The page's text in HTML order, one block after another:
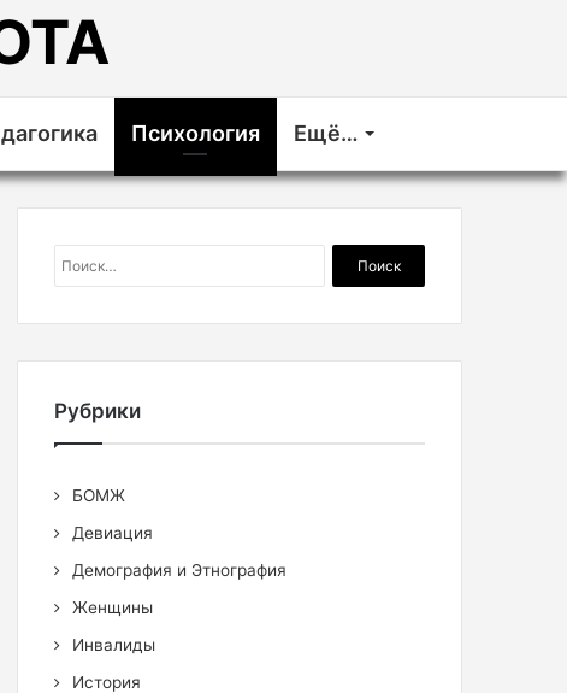
Психология Ещё…
Рубрики
БОМЖ
Девиация
Демография и Этнография
Женщины
Инвалиды
История